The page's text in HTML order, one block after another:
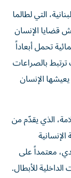
التي لطالما
قضايا الإنسان
تحمل أبعاداً
بالصراعات
الإنسان
الذي يقدّم من
معتمداً على
للأبطال.